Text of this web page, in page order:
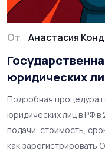
От Анастасия
юридических
Подробная процедура
юридических лиц в РФ
подачи, стоимость,
как зарегистрировать